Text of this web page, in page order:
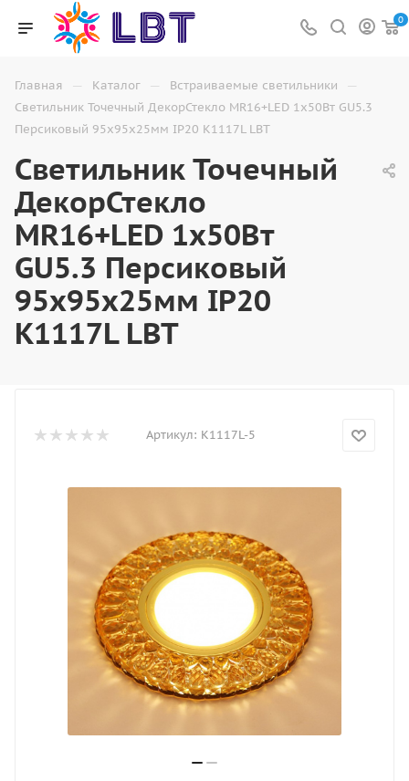
0
Главная — Каталог — Встраиваемые светильники —
Светильник Точечный ДекорСтекло MR16+LED 1х50Вт GU5.3
Персиковый 95х95х25мм IP20 K1117L LBT
Светильник Точечный
ДекорСтекло
MR16+LED 1х50Вт
GU5.3 Персиковый
95х95х25мм IP20
K1117L LBT
Артикул: K1117L-5